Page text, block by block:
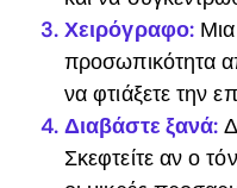
Χειρόγραφο:
προσωπικότητα
να φτιάξετε την
Διαβάστε ξανά:
Σκεφτείτε αν ο